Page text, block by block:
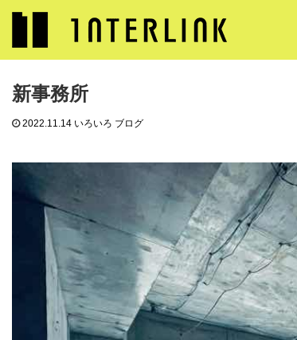
いろいろ ブログ 新事務所
新事務所
2022.11.14 いろいろ ブログ